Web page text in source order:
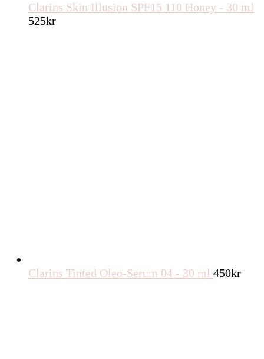
Clarins Skin Illusion SPF15 110 Honey - 30 ml
525kr
Clarins Tinted Oleo-Serum 04 - 30 ml 450kr